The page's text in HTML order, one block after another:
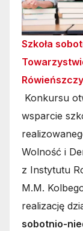
Szkoła
Konkursu
wsparcie
Wolność i
z Instytutu
M.M.
realizację
sobotnio-